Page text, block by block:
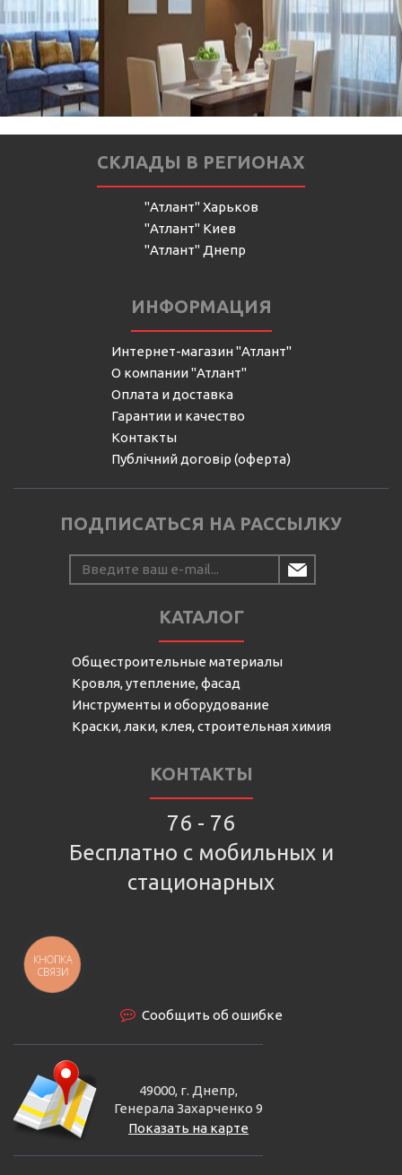
СКЛАДЫ В РЕГИОНАХ
"Атлант" Харьков
"Атлант" Киев
"Атлант" Днепр
ИНФОРМАЦИЯ
Интернет-магазин "Атлант"
О компании "Атлант"
Оплата и доставка
Гарантии и качество
Контакты
Публічний договір (оферта)
ПОДПИСАТЬСЯ НА РАССЫЛКУ
КАТАЛОГ
Общестроительные материалы
Кровля, утепление, фасад
Инструменты и оборудование
Краски, лаки, клея, строительная химия
КОНТАКТЫ
76 - 76
Бесплатно с мобильных и
стационарных
Сообщить об ошибке
49000, г. Днепр,
Генерала Захарченко 9
Показать на карте
КНОПКА
СВЯЗИ